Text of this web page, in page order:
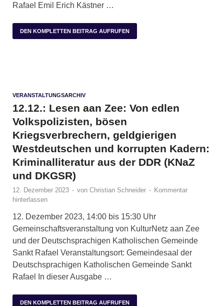
Rafael Emil Erich Kästner …
DEN KOMPLETTEN BEITRAG AUFRUFEN
VERANSTALTUNGSARCHIV
12.12.: Lesen aan Zee: Von edlen
Volkspolizisten, bösen
Kriegsverbrechern, geldgierigen
Westdeutschen und korrupten Kadern:
Kriminalliteratur aus der DDR (KNaZ
und DKGSR)
12. Dezember 2023 - von Christian Schneider - Kommentar
hinterlassen
12. Dezember 2023, 14:00 bis 15:30 Uhr
Gemeinschaftsveranstaltung von KulturNetz aan Zee
und der Deutschsprachigen Katholischen Gemeinde
Sankt Rafael Veranstaltungsort: Gemeindesaal der
Deutschsprachigen Katholischen Gemeinde Sankt
Rafael In dieser Ausgabe …
DEN KOMPLETTEN BEITRAG AUFRUFEN